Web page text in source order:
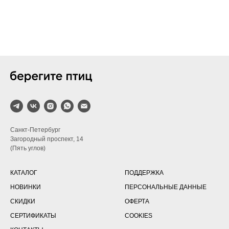
Санкт-Петербург
Загородный проспект, 14
(Пять углов)
КАТАЛОГ
НОВИНКИ
СКИДКИ
СЕРТИФИКАТЫ
ПОДДЕРЖКА
ПЕРСОНАЛЬНЫЕ ДАННЫЕ
ОФЕРТА
COOKIES